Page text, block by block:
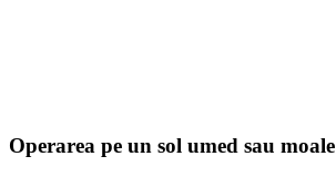
Operarea pe un sol umed sau moale